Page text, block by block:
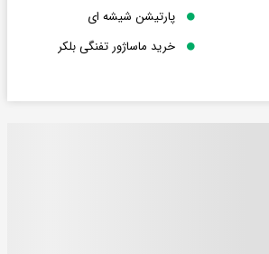
پارتیشن شیشه ای
خرید ماساژور تفنگی بلکر